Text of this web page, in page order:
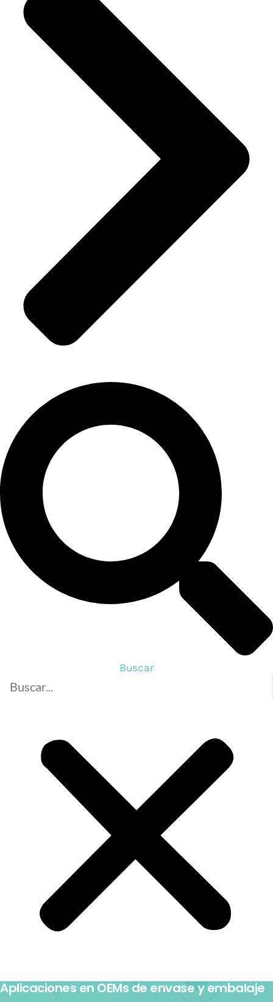
Buscar
Aplicaciones en OEMs de envase y embalaje